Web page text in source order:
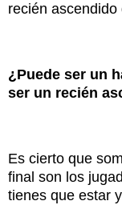
recién ascendido
¿Puede ser un
ser un recién
Es cierto que
final son los
tienes que estar